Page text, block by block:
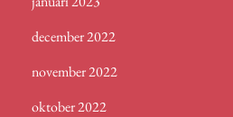
december 2022
november 2022
oktober 2022